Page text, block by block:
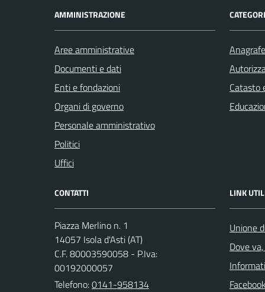
AMMINISTRAZIONE
Aree amministrative
Documenti e dati
Enti e fondazioni
Organi di governo
Personale amministrativo
Politici
Uffici
Catasto
CONTATTI
Piazza Merlino n. 1
14057 Isola d'Asti (AT)
C.F. 80003590058 - P.Iva:
00192000057
Telefono:0141-958134
LINK
Unione
Dove
Facebook